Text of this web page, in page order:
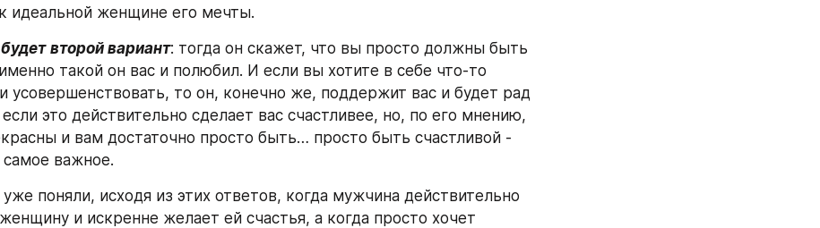
идеальной женщине его мечты.
второй вариант: тогда он скажет, что вы просто должны быть
такой он вас и полюбил. И если вы хотите в себе что-то
усовершенствовать, то он, конечно же, поддержит вас и будет рад
это действительно сделает вас счастливее, но, по его мнению,
и вам достаточно просто быть… просто быть счастливой -
самое важное.
поняли, исходя из этих ответов, когда мужчина действительно
и искренне желает ей счастья, а когда просто хочет